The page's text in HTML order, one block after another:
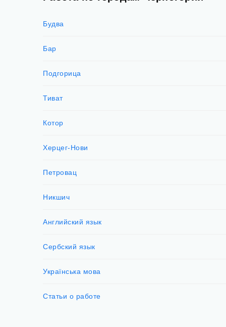
Будва
Бар
Подгорица
Тиват
Котор
Херцег-Нови
Петровац
Никшич
Английский язык
Сербский язык
Українська мова
Статьи о работе